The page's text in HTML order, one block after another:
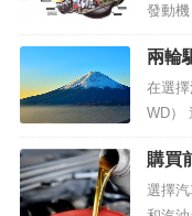
發動
用處
得更
19...
兩輪
式的
在選
WD）
式對
響，
在本
購買
和柴
選擇